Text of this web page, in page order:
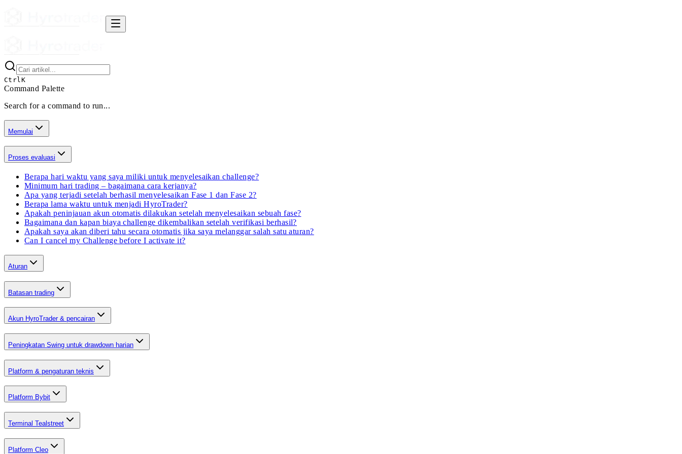
CtrlK
Command Palette
Search for a command to run...
Memulai
Proses evaluasi
Berapa hari waktu yang saya miliki untuk menyelesaikan challenge?
Minimum hari trading – bagaimana cara kerjanya?
Apa yang terjadi setelah berhasil menyelesaikan Fase 1 dan Fase 2?
Berapa lama waktu untuk menjadi HyroTrader?
Apakah peninjauan akun otomatis dilakukan setelah menyelesaikan sebuah fase?
Bagaimana dan kapan biaya challenge dikembalikan setelah verifikasi berhasil?
Apakah saya akan diberi tahu secara otomatis jika saya melanggar salah satu aturan?
Can I cancel my Challenge before I activate it?
Aturan
Batasan trading
Akun HyroTrader & pencairan
Peningkatan Swing untuk drawdown harian
Platform & pengaturan teknis
Platform Bybit
Terminal Tealstreet
Platform Cleo